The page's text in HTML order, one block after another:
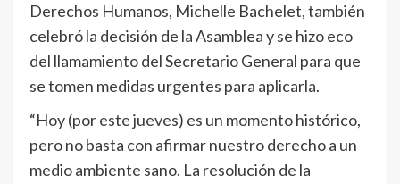
Derechos Humanos, Michelle Bachelet, también
celebró la decisión de la Asamblea y se hizo eco
del llamamiento del Secretario General para que
se tomen medidas urgentes para aplicarla.
“Hoy (por este jueves) es un momento histórico,
pero no basta con afirmar nuestro derecho a un
medio ambiente sano. La resolución de la